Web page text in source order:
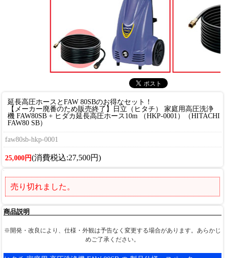
延長高圧ホースとFAW 80SBのお得なセット！
【メーカー廃番のため販売終了】日立（ヒタチ） 家庭用高圧洗浄
機 FAW80SB + ヒダカ延長高圧ホース10m （HKP-0001）（HITACHI
FAW80 SB）
faw80sb-hkp-0001
25,000円(消費税込:27,500円)
売り切れました。
商品説明
※開発・改良により、仕様・外観は予告なく変更する場合があります。あらかじ
めご了承ください。